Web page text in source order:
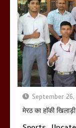
September 26,
मेरठ का हाॅकी